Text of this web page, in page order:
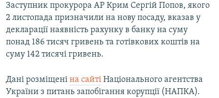
пошуку
ІНТЕРВ'Ю
ВСЕ ЗА ДЕНЬ
СПЕЦПРОЕКТИ
ДЕПОРТАЦІЯ
ВІДЕОУРОКИ «ELIFBE»
СВІДЧЕННЯ ОКУПАЦІЇ
ЯК ОБІЙТИ БЛОКУВАННЯ
Русский
Заступник прокурора АР Крим Сергій Попов, якого
2 листопада призначили на нову посаду, вказав у
декларації наявність рахунку в банку на суму
понад 186 тисяч гривень та готівкових коштів на
суму 142 тисячі гривень.
Дані розміщені на сайті Національного агентства
України з питань запобігання корупції (НАПКА).